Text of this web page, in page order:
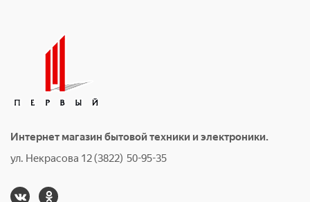
Интернет магазин бытовой техники и электроники.
ул. Некрасова 12 (3822) 50-95-35